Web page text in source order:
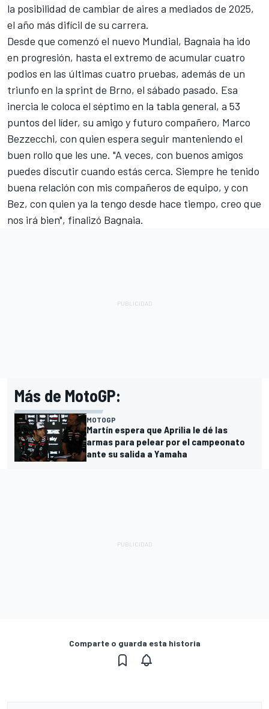
la posibilidad de cambiar de aires a mediados de 2025,
el año más difícil de su carrera.
Desde que comenzó el nuevo Mundial, Bagnaia ha ido
en progresión, hasta el extremo de acumular cuatro
podios en las últimas cuatro pruebas, además de un
triunfo en la sprint de Brno, el sábado pasado. Esa
inercia le coloca el séptimo en la tabla general, a 53
puntos del líder, su amigo y futuro compañero, Marco
Bezzecchi, con quien espera seguir manteniendo el
buen rollo que les une. "A veces, con buenos amigos
puedes discutir cuando estás cerca. Siempre he tenido
buena relación con mis compañeros de equipo, y con
Bez, con quien ya la tengo desde hace tiempo, creo que
nos irá bien", finalizó Bagnaia.
Más de MotoGP:
MOTOGP
Martín espera que Aprilia le dé las
armas para pelear por el campeonato
ante su salida a Yamaha
Comparte o guarda esta historia